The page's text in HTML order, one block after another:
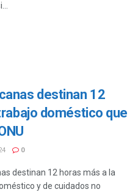
destinan 12
doméstico que
0
destinan 12 horas más a la
y de cuidados no